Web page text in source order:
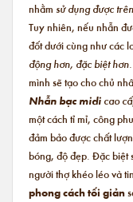
nhằm sử dụng được
Tuy nhiên, nếu nhẫn
đốt dưới cùng như các
động hơn, đặc biệt hơn.
mình sẽ tạo cho chủ
Nhẫn bạc midi cao
một cách tỉ mỉ, công
đảm bảo được chất
bóng, độ đẹp. Đặc biệt
người thợ khéo léo và
phong cách tối giản